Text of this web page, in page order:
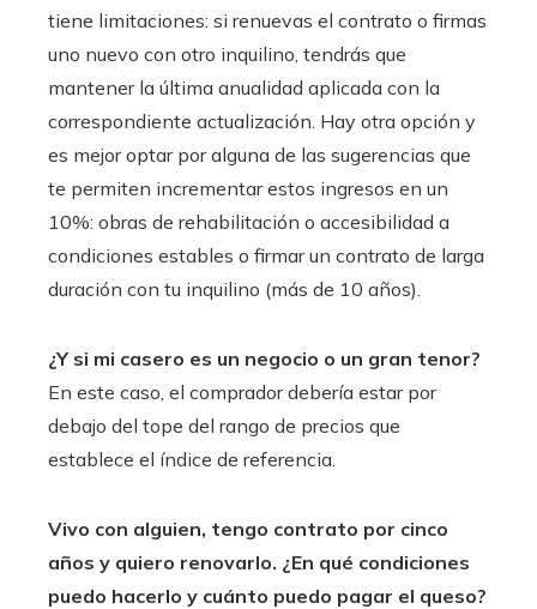
tiene limitaciones: si renuevas el contrato o firmas
uno nuevo con otro inquilino, tendrás que
mantener la última anualidad aplicada con la
correspondiente actualización. Hay otra opción y
es mejor optar por alguna de las sugerencias que
te permiten incrementar estos ingresos en un
10%: obras de rehabilitación o accesibilidad a
condiciones estables o firmar un contrato de larga
duración con tu inquilino (más de 10 años).
¿Y si mi casero es un negocio o un gran tenor?
En este caso, el comprador debería estar por
debajo del tope del rango de precios que
establece el índice de referencia.
Vivo con alguien, tengo contrato por cinco
años y quiero renovarlo. ¿En qué condiciones
puedo hacerlo y cuánto puedo pagar el queso?